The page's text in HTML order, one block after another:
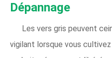
Dépannage
Les vers gris peuvent
vigilant lorsque vous